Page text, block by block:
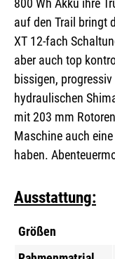
800 Wh Akku ihre
auf den Trail bringt
XT 12-fach
aber auch top
bissigen,
hydraulischen
mit 203 mm
Maschine auch
haben.
Ausstattung:
Größen